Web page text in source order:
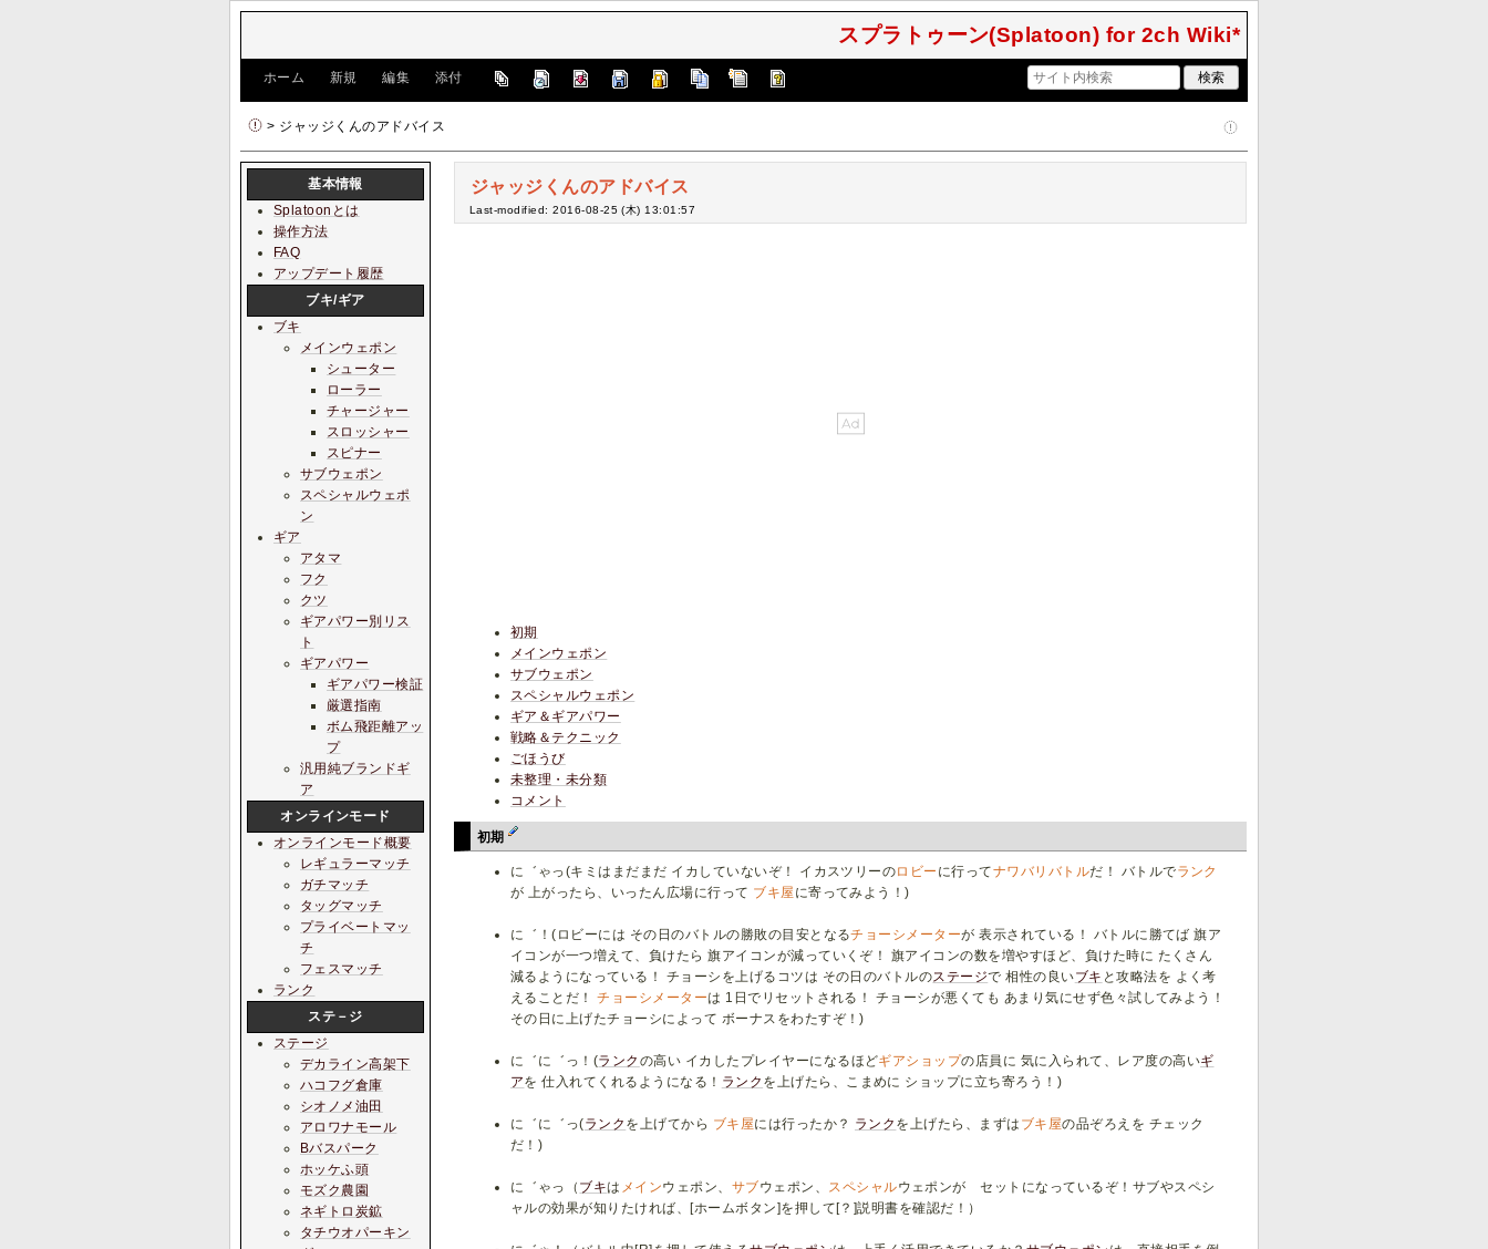
スプラトゥーン(Splatoon) for 2ch Wiki*
ホーム 新規 編集 添付
> ジャッジくんのアドバイス
ジャッジくんのアドバイス
Last-modified: 2016-08-25 (木) 13:01:57
初期
メインウェポン
サブウェポン
スペシャルウェポン
ギア＆ギアパワー
戦略＆テクニック
ごほうび
未整理・未分類
コメント
初期
に゛ゃっ(キミはまだまだ イカしていないぞ！ イカスツリーのロビー に行ってナワバリバトルだ！ バトルでランク
が 上がったら、いったん広場に行って ブキ屋 に寄ってみよう！)
に゛！(ロビーには その日のバトルの勝敗の目安となるチョーシメーターが 表示されている！ バトルに勝てば 旗ア
イコンが一つ増えて、負けたら 旗アイコンが減っていくぞ！ 旗アイコンの数を増やすほど、負けた時に たくさん
減るようになっている！ チョーシを上げるコツは その日のバトルのステージで 相性の良いブキ と攻略法を よく考
えることだ！チョーシメーターは 1日でリセットされる！ チョーシが悪くても あまり気にせず色々試してみよう！
その日に上げたチョーシによって ボーナスをわたすぞ！)
に゛に゛っ！(ランク の高い イカしたプレイヤーになるほどギアショップの店員に 気に入られて、レア度の高いギ
アを 仕入れてくれるようになる！ ランク を上げたら、こまめに ショップに立ち寄ろう！)
に゛に゛っ(ランク を上げてから ブキ屋には行ったか？ ランク を上げたら、まずは ブキ屋の品ぞろえを チェック
だ！)
に゛ゃっ（ ブキは メインウェポン、 サブウェポン、 スペシャルウェポンが セットになっているぞ！サブやスペシ
ャルの効果が知りたければ、[ホームボタン]を押して[？]説明書を確認だ！）
基本情報
Splatoonとは
操作方法
FAQ
アップデート履歴
ブキ/ギア
ブキ
メインウェポン
シューター
ローラー
チャージャー
スロッシャー
スピナー
サブウェポン
スペシャルウェポ
ン
ギア
アタマ
フク
クツ
ギアパワー別リス
ト
ギアパワー
ギアパワー検証
厳選指南
ボム飛距離アッ
プ
汎用純ブランドギ
ア
オンラインモード
オンラインモード概要
レギュラーマッチ
ガチマッチ
タッグマッチ
プライベートマッ
チ
フェスマッチ
ランク
ステ－ジ
ステージ
デカライン高架下
ハコフグ倉庫
シオノメ油田
アロワナモール
Bバスパーク
ホッケふ頭
モズク農園
ネギトロ炭鉱
タチウオパーキン